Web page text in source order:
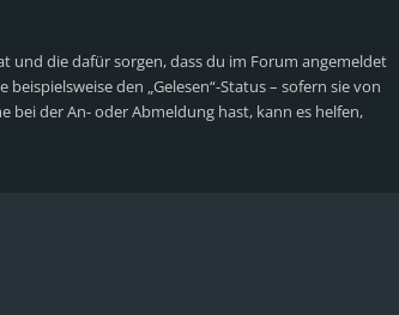
und die dafür sorgen, dass du im Forum angemeldet
den „Gelesen“-Status – sofern sie von
der An- oder Abmeldung hast, kann es helfen,